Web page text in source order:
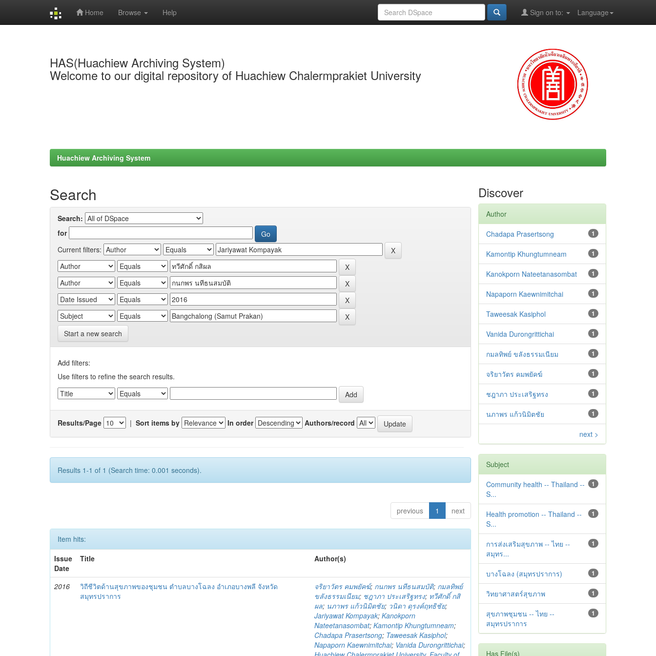
Home Browse Help Language
Sign on to:
HAS(Huachiew Archiving System)
Welcome to our digital repository of Huachiew Chalermprakiet University
Huachiew Archiving System
Search
Search:
for
Current filters:
Start a new search
Add filters:
Use filters to refine the search results.
Results/Page | Sort items by In order Authors/record
Results 1-1 of 1 (Search time: 0.001 seconds).
previous 1 next
Item hits:
Issue
Date
Title Author(s)
2016
วิถีชีวิตด้านสุขภาพของชุมชน ตำบลบางโฉลง อำเภอบางพลี จังหวัด
สมุทรปราการ
จริยาวัตร คมพยัคฆ์; กนกพร นทีธนสมบัติ; กมลทิพย์
ขลังธรรมเนียม; ชฎาภา ประเสริฐทรง; ทวีศักดิ์ กสิ
ผล; นภาพร แก้วนิมิตชัย; วนิดา ดุรงค์ฤทธิชัย;
Jariyawat Kompayak;Kanokporn
Nateetanasombat;Kamontip Khungtumneam;
Chadapa Prasertsong; Taweesak Kasiphol;
Napaporn Kaewnimitchai; Vanida Durongrittichai;
Discover
Author
1
Chadapa Prasertsong
1
Kamontip Khungtumneam
1
Kanokporn Nateetanasombat
1
Napaporn Kaewnimitchai
1
Taweesak Kasiphol
1
Vanida Durongrittichai
1
กมลทิพย์ ขลังธรรมเนียม
1
จริยาวัตร คมพยัคฆ์
1
ชฎาภา ประเสริฐทรง
1
นภาพร แก้วนิมิตชัย
next >
Subject
1
Community health -- Thailand --
S...
1
Health promotion -- Thailand --
S...
1
การส่งเสริมสุขภาพ -- ไทย --
สมุทร...
1
บางโฉลง (สมุทรปราการ)
1
วิทยาศาสตร์สุขภาพ
1
สุขภาพชุมชน -- ไทย --
สมุทรปราการ
Has File(s)